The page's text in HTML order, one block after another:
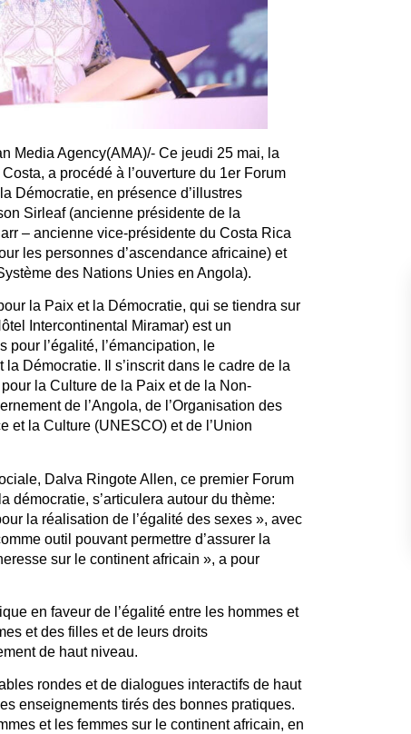
Media Agency(AMA)/- Ce jeudi 25 mai, la
a procédé à l’ouverture du 1er Forum
Démocratie, en présence d’illustres
Sirleaf (ancienne présidente de la
– ancienne vice-présidente du Costa Rica
les personnes d’ascendance africaine) et
des Nations Unies en Angola).
la Paix et la Démocratie, qui se tiendra sur
Intercontinental Miramar) est un
pour l’égalité, l’émancipation, le
Démocratie. Il s’inscrit dans le cadre de la
la Culture de la Paix et de la Non-
de l’Angola, de l’Organisation des
et la Culture (UNESCO) et de l’Union
Dalva Ringote Allen, ce premier Forum
démocratie, s’articulera autour du thème:
la réalisation de l’égalité des sexes », avec
outil pouvant permettre d’assurer la
sur le continent africain », a pour
en faveur de l’égalité entre les hommes et
et des filles et de leurs droits
de haut niveau.
rondes et de dialogues interactifs de haut
enseignements tirés des bonnes pratiques.
et les femmes sur le continent africain, en